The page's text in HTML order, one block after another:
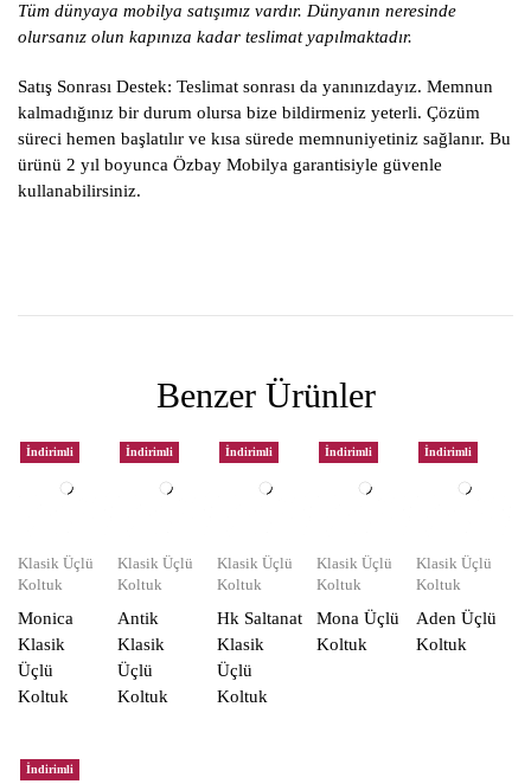
Tüm dünyaya mobilya satışımız vardır. Dünyanın neresinde
olursanız olun kapınıza kadar teslimat yapılmaktadır.
Satış Sonrası Destek: Teslimat sonrası da yanınızdayız. Memnun
kalmadığınız bir durum olursa bize bildirmeniz yeterli. Çözüm
süreci hemen başlatılır ve kısa sürede memnuniyetiniz sağlanır. Bu
ürünü 2 yıl boyunca Özbay Mobilya garantisiyle güvenle
kullanabilirsiniz.
Benzer Ürünler
İndirimli
Klasik Üçlü
Koltuk
Monica
Klasik
Üçlü
Koltuk
İndirimli
Klasik Üçlü
Koltuk
Antik
Klasik
Üçlü
Koltuk
İndirimli
Klasik Üçlü
Koltuk
Hk Saltanat
Klasik
Üçlü
Koltuk
İndirimli
Klasik Üçlü
Koltuk
Mona Üçlü
Koltuk
İndirimli
Klasik Üçlü
Koltuk
Aden Üçlü
Koltuk
İndirimli